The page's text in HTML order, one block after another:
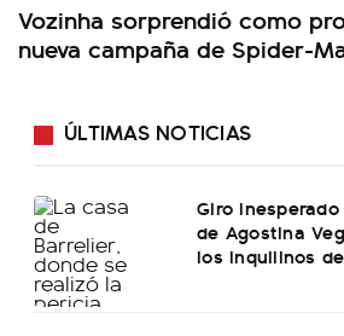
Vozinha sorprendió como
nueva campaña de Spider-
ÚLTIMAS NOTICIAS
Giro
de Agostina
los inquilinos